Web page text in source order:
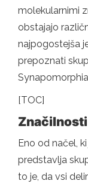
molekularnimi
obstajajo
najpogostejša
prepoznati
[TOC]
Značilnosti
Eno od načel,
predstavlja
to je, da vsi